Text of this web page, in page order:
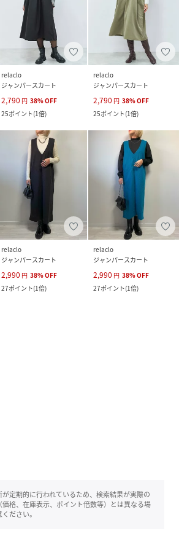
relaclo
ジャンパースカート
2,790 円 38%OFF
25ポイント(1倍)
relaclo
ジャンパースカート
2,790 円 38%OFF
25ポイント(1倍)
relaclo
ジャンパースカート
2,990 円 38%OFF
27ポイント(1倍)
relaclo
ジャンパースカート
2,990 円 38%OFF
27ポイント(1倍)
定期的に行われているため、検索結果が実際の
格、在庫表示、ポイント倍数等）とは異なる場
ださい。